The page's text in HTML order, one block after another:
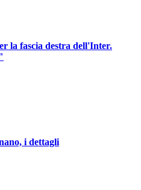
la fascia destra dell'Inter.
i dettagli